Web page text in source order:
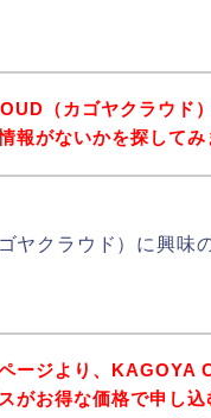
（カゴヤクラウド
報がないかを探してみ
ヤクラウド）に興味
ージより、KAGOYA
がお得な価格で申し